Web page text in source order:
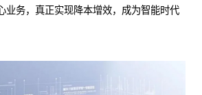
业务，真正实现降本增效，成为智能时代